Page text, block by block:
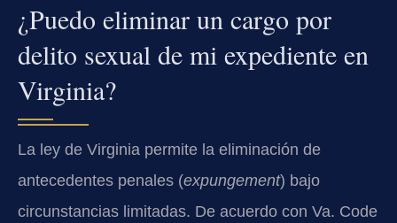
¿Puedo eliminar un cargo por
delito sexual de mi expediente en
Virginia?
La ley de Virginia permite la eliminación de
antecedentes penales (expungement) bajo
circunstancias limitadas. De acuerdo con Va. Code